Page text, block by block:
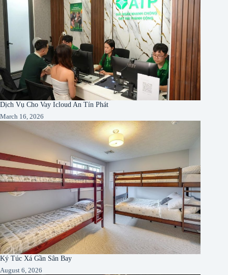
Dịch Vụ Cho Vay Icloud An Tín Phát
March 16, 2026
Ký Túc Xá Gần Sân Bay
August 6, 2026